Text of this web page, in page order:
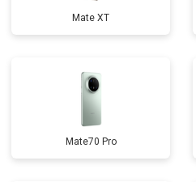
Mate XT
Mate70 Pro